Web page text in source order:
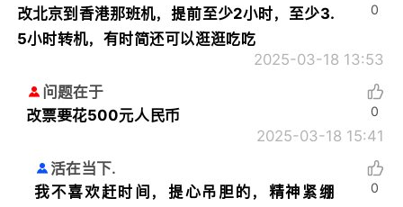
改北京到香港那班机，提前至少2小时，至少3.
5小时转机，有时简还可以逛逛吃吃
2025-03-18 13:53
0
问题在于
改票要花500元人民币
2025-03-18 15:41
0
活在当下.
我不喜欢赶时间，提心吊胆的，精神紧绷
0